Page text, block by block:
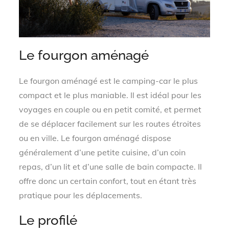
Le fourgon aménagé
Le fourgon aménagé est le camping-car le plus
compact et le plus maniable. Il est idéal pour les
voyages en couple ou en petit comité, et permet
de se déplacer facilement sur les routes étroites
ou en ville. Le fourgon aménagé dispose
généralement d’une petite cuisine, d’un coin
repas, d’un lit et d’une salle de bain compacte. Il
offre donc un certain confort, tout en étant très
pratique pour les déplacements.
Le profilé